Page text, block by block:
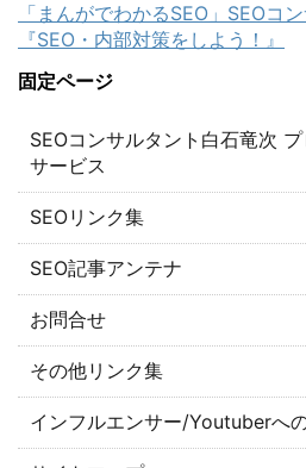
「まんがでわかるSEO」SEOコ
『SEO・内部対策をしよう！』
固定ページ
SEOコンサルタント白石竜次
サービス
SEOリンク集
SEO記事アンテナ
お問合せ
その他リンク集
インフルエンサー/Youtuberへ